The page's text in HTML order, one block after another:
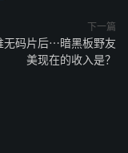
下一篇
无码片后⋯暗黑板野友
美现在的收入是？